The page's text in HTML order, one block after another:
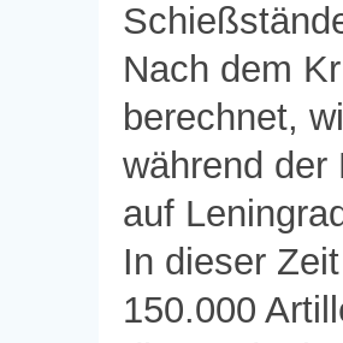
Nach dem
berechnet,
während der
auf
In dieser
150.000